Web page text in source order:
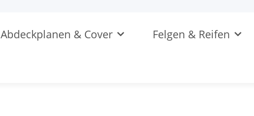
Abdeckplanen & Cover Felgen & Reifen